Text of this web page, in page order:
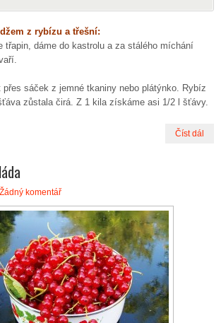
z rybízu a třešní:
třapin, dáme do kastrolu a za stálého míchání
přes sáček z jemné tkaniny nebo plátýnko. Rybíz
zůstala čirá. Z 1 kila získáme asi 1/2 l šťávy.
Číst dál
Žádný komentář